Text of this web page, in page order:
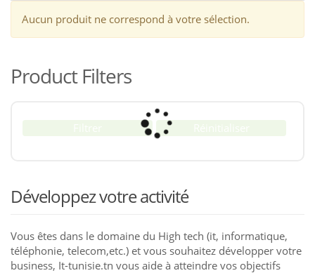
Aucun produit ne correspond à votre sélection.
Product Filters
Développez votre activité
Vous êtes dans le domaine du High tech (it, informatique,
téléphonie, telecom,etc.) et vous souhaitez développer votre
business, It-tunisie.tn vous aide à atteindre vos objectifs